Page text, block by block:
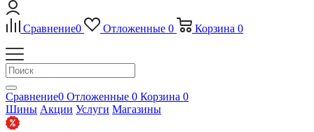
Сравнение0 Отложенные 0 Корзина 0
Сравнение0 Отложенные 0 Корзина 0
Шины Акции Услуги Магазины